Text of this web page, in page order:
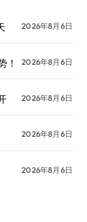
2026年8月6日
！ 2026年8月6日
2026年8月6日
2026年8月6日
2026年8月6日